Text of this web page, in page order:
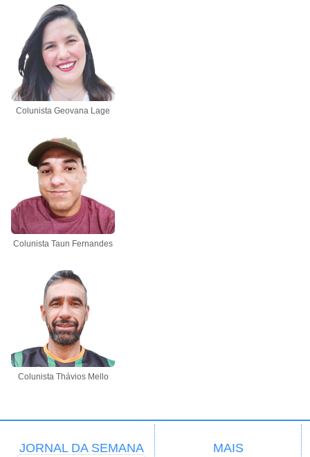
Colunista Geovana Lage
Colunista Taun Fernandes
Colunista Thávios Mello
JORNAL DA SEMANA MAIS